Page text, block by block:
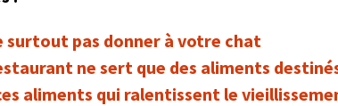
surtout pas donner à votre chat
ne sert que des aliments
aliments qui ralentissent le